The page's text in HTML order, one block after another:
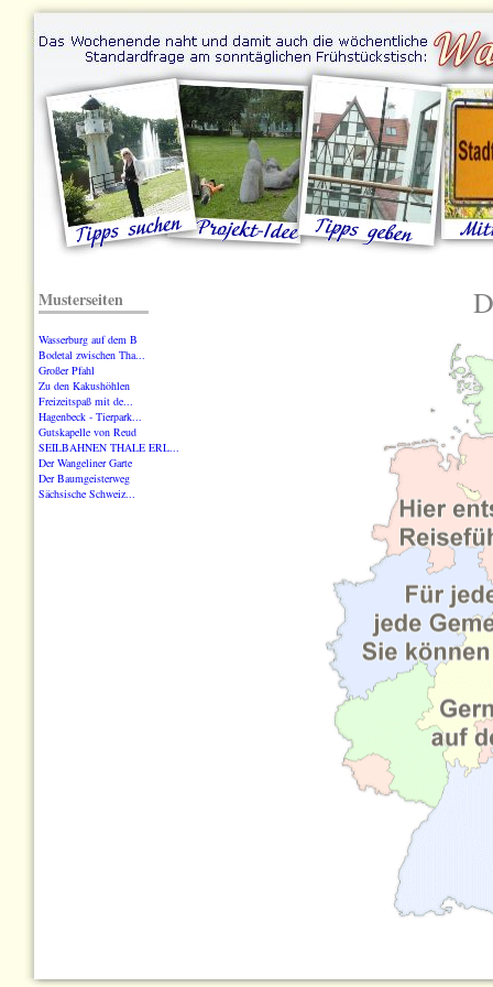
Musterseiten
Wasserburg auf dem B
Bodetal zwischen Tha...
Großer Pfahl
Zu den Kakushöhlen
Freizeitspaß mit de...
Hagenbeck - Tierpark...
Gutskapelle von Reud
SEILBAHNEN THALE ERL...
Der Wangeliner Garte
Der Baumgeisterweg
Sächsische Schweiz...